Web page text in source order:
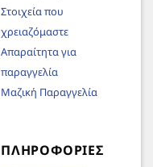
Στοιχεία που
χρειαζόμαστε
Απαραίτητα για
παραγγελία
Μαζική Παραγγελία
ΠΛΗΡΟΦΟΡΊΕΣ